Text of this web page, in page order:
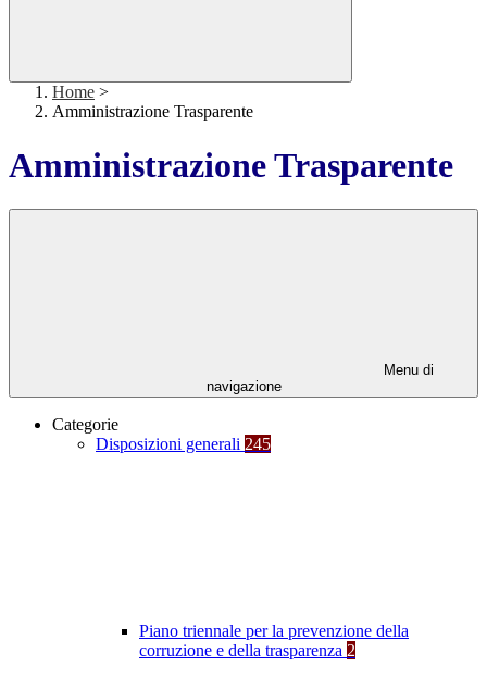
Home >
Amministrazione Trasparente
Amministrazione Trasparente
Menu di
navigazione
Categorie
Disposizioni generali 245
Piano triennale per la prevenzione della
corruzione e della trasparenza 2